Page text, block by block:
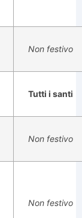
Non festivo
Tutti i santi
Non festivo
Non festivo